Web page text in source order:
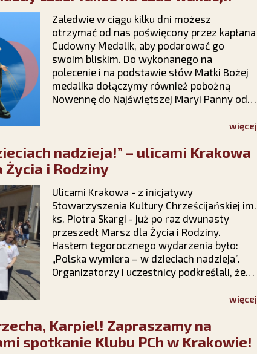
Zaledwie w ciągu kilku dni możesz
otrzymać od nas poświęcony przez kapłana
Cudowny Medalik, aby podarować go
swoim bliskim. Do wykonanego na
polecenie i na podstawie słów Matki Bożej
medalika dołączymy również pobożną
Nowennę do Najświętszej Maryi Panny od
„Dar Maryi” https://darmaryi.pl/ lub
zadzwonisz do nas pod numer 12 423 44
23, a Medalik i Nowenna będą Twoje!
więcej
nadzieja!” – ulicami Krakowa
Życia i Rodziny
Ulicami Krakowa - z inicjatywy
Stowarzyszenia Kultury Chrześcijańskiej im.
ks. Piotra Skargi - już po raz dwunasty
przeszedł Marsz dla Życia i Rodziny.
Hasłem tegorocznego wydarzenia było:
„Polska wymiera – w dzieciach nadzieja”.
Organizatorzy i uczestnicy podkreślali, że
marszu podtrzymuje nadzieję, że polska
rodzina – Bogiem silna – pokona wszelkie
więcej
Karpiel! Zapraszamy na
spotkanie Klubu PCh w Krakowie!